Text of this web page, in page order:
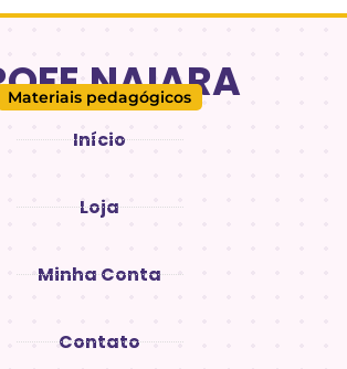
Materiais pedagógicos
Início
Loja
Minha Conta
Contato